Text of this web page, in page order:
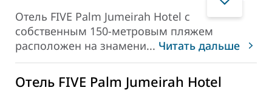
Отель FIVE Palm Jumeirah Hotel с
собственным 150-метровым пляжем
расположен на знамени... Читать дальше
Отель FIVE Palm Jumeirah Hotel